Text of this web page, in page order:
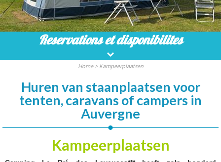
Reservations et disponibilites
Home> Kampeerplaatsen
Huren van staanplaatsen voor
tenten, caravans of campers in
Auvergne
Kampeerplaatsen